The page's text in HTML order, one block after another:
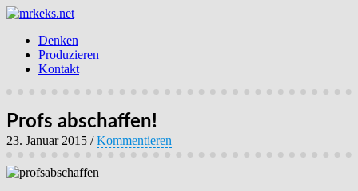
Denken
Produzieren
Kontakt
Profs abschaffen!
23. Januar 2015 /Kommentieren